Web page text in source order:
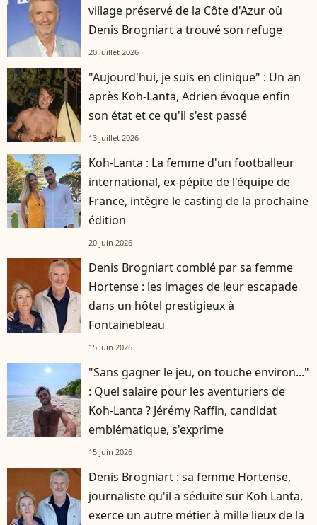
village préservé de la Côte d'Azur où
Denis Brogniart a trouvé son refuge
20 juillet 2026
"Aujourd'hui, je suis en clinique" : Un an
après Koh-Lanta, Adrien évoque enfin
son état et ce qu'il s'est passé
13 juillet 2026
Koh-Lanta : La femme d'un footballeur
international, ex-pépite de l'équipe de
France, intègre le casting de la prochaine
édition
20 juin 2026
Denis Brogniart comblé par sa femme
Hortense : les images de leur escapade
dans un hôtel prestigieux à
Fontainebleau
15 juin 2026
"Sans gagner le jeu, on touche environ..."
: Quel salaire pour les aventuriers de
Koh-Lanta ? Jérémy Raffin, candidat
emblématique, s'exprime
15 juin 2026
Denis Brogniart : sa femme Hortense,
journaliste qu'il a séduite sur Koh Lanta,
exerce un autre métier à mille lieux de la